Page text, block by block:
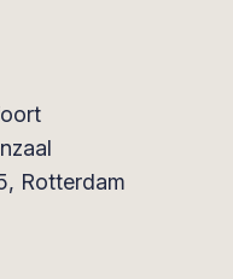
Rotterdam